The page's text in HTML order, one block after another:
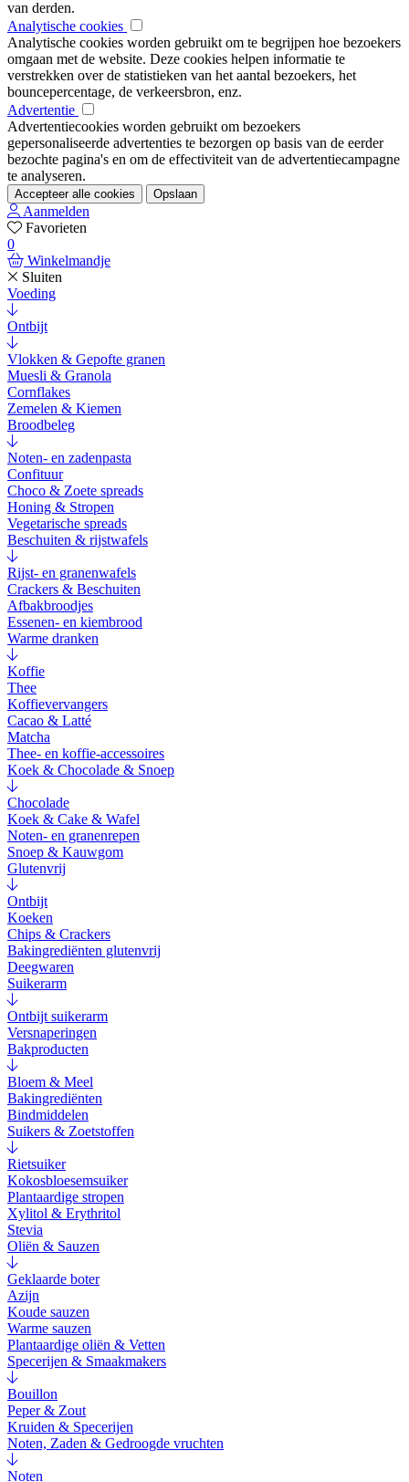
van derden.
Analytische cookies
Analytische cookies worden gebruikt om te begrijpen hoe bezoekers
omgaan met de website. Deze cookies helpen informatie te
verstrekken over de statistieken van het aantal bezoekers, het
bouncepercentage, de verkeersbron, enz.
Advertentie
Advertentiecookies worden gebruikt om bezoekers
gepersonaliseerde advertenties te bezorgen op basis van de eerder
bezochte pagina's en om de effectiviteit van de advertentiecampagne
te analyseren.
Accepteer alle cookies Opslaan
Aanmelden
Favorieten
0
Winkelmandje
Sluiten
Voeding
Ontbijt
Vlokken & Gepofte granen
Muesli & Granola
Cornflakes
Zemelen & Kiemen
Broodbeleg
Noten- en zadenpasta
Confituur
Choco & Zoete spreads
Honing & Stropen
Vegetarische spreads
Beschuiten & rijstwafels
Rijst- en granenwafels
Crackers & Beschuiten
Afbakbroodjes
Essenen- en kiembrood
Warme dranken
Koffie
Thee
Koffievervangers
Cacao & Latté
Matcha
Thee- en koffie-accessoires
Koek & Chocolade & Snoep
Chocolade
Koek & Cake & Wafel
Noten- en granenrepen
Snoep & Kauwgom
Glutenvrij
Ontbijt
Koeken
Chips & Crackers
Bakingrediënten glutenvrij
Deegwaren
Suikerarm
Ontbijt suikerarm
Versnaperingen
Bakproducten
Bloem & Meel
Bakingrediënten
Bindmiddelen
Suikers & Zoetstoffen
Rietsuiker
Kokosbloesemsuiker
Plantaardige stropen
Xylitol & Erythritol
Stevia
Oliën & Sauzen
Geklaarde boter
Azijn
Koude sauzen
Warme sauzen
Plantaardige oliën & Vetten
Specerijen & Smaakmakers
Bouillon
Peper & Zout
Kruiden & Specerijen
Noten, Zaden & Gedroogde vruchten
Noten